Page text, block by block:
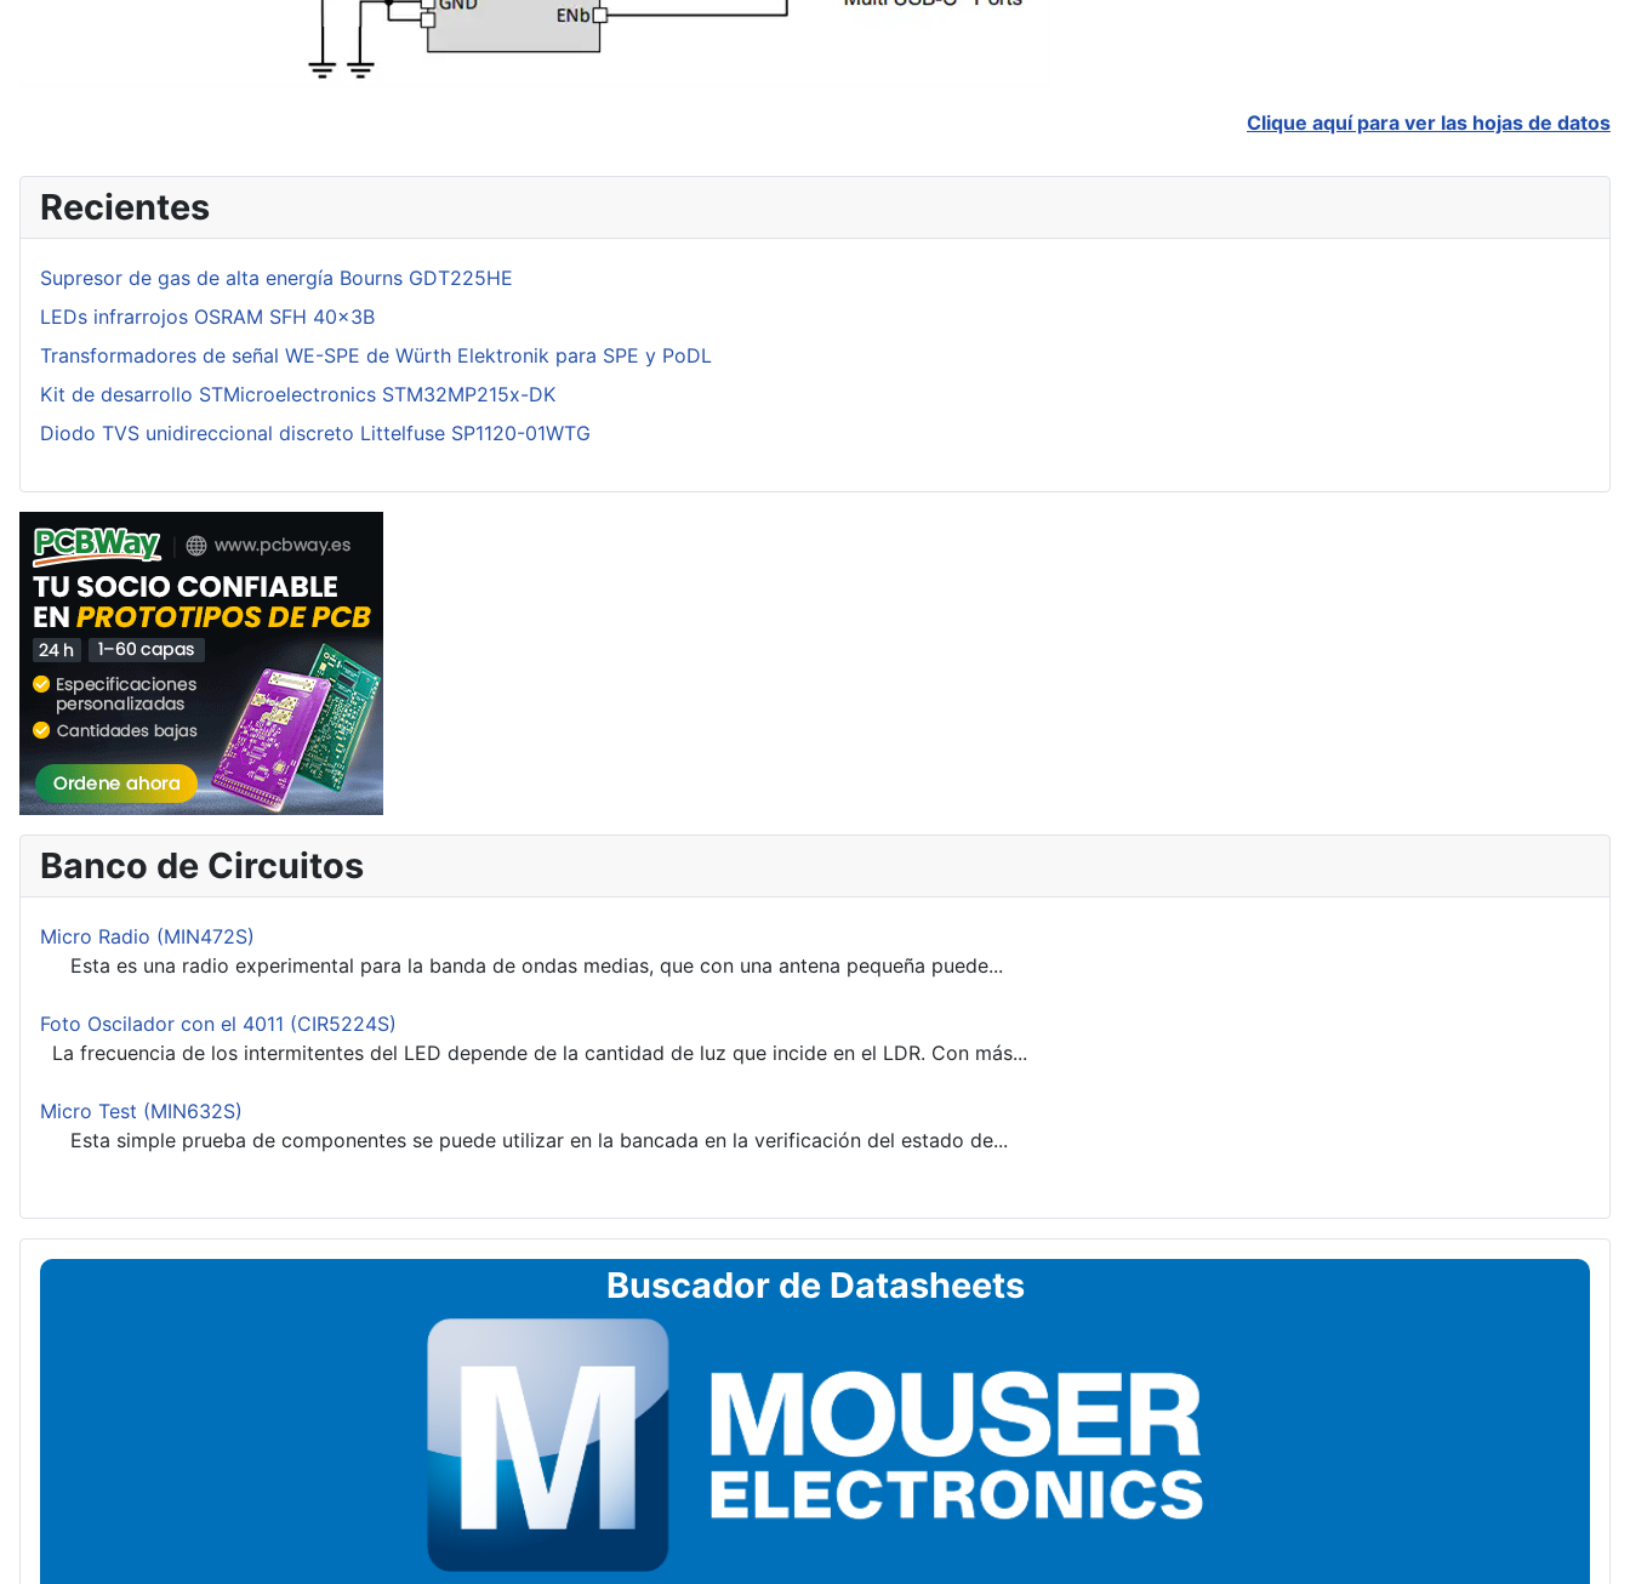
Clique aquí para ver las hojas de datos
Recientes
Supresor de gas de alta energía Bourns GDT225HE
LEDs infrarrojos OSRAM SFH 40x3B
Transformadores de señal WE-SPE de Würth Elektronik para SPE y PoDL
Kit de desarrollo STMicroelectronics STM32MP215x-DK
Diodo TVS unidireccional discreto Littelfuse SP1120-01WTG
Banco de Circuitos
Micro Radio (MIN472S)
Esta es una radio experimental para la banda de ondas medias, que con una antena pequeña puede...
Foto Oscilador con el 4011 (CIR5224S)
La frecuencia de los intermitentes del LED depende de la cantidad de luz que incide en el LDR. Con más...
Micro Test (MIN632S)
Esta simple prueba de componentes se puede utilizar en la bancada en la verificación del estado de...
Buscador de Datasheets